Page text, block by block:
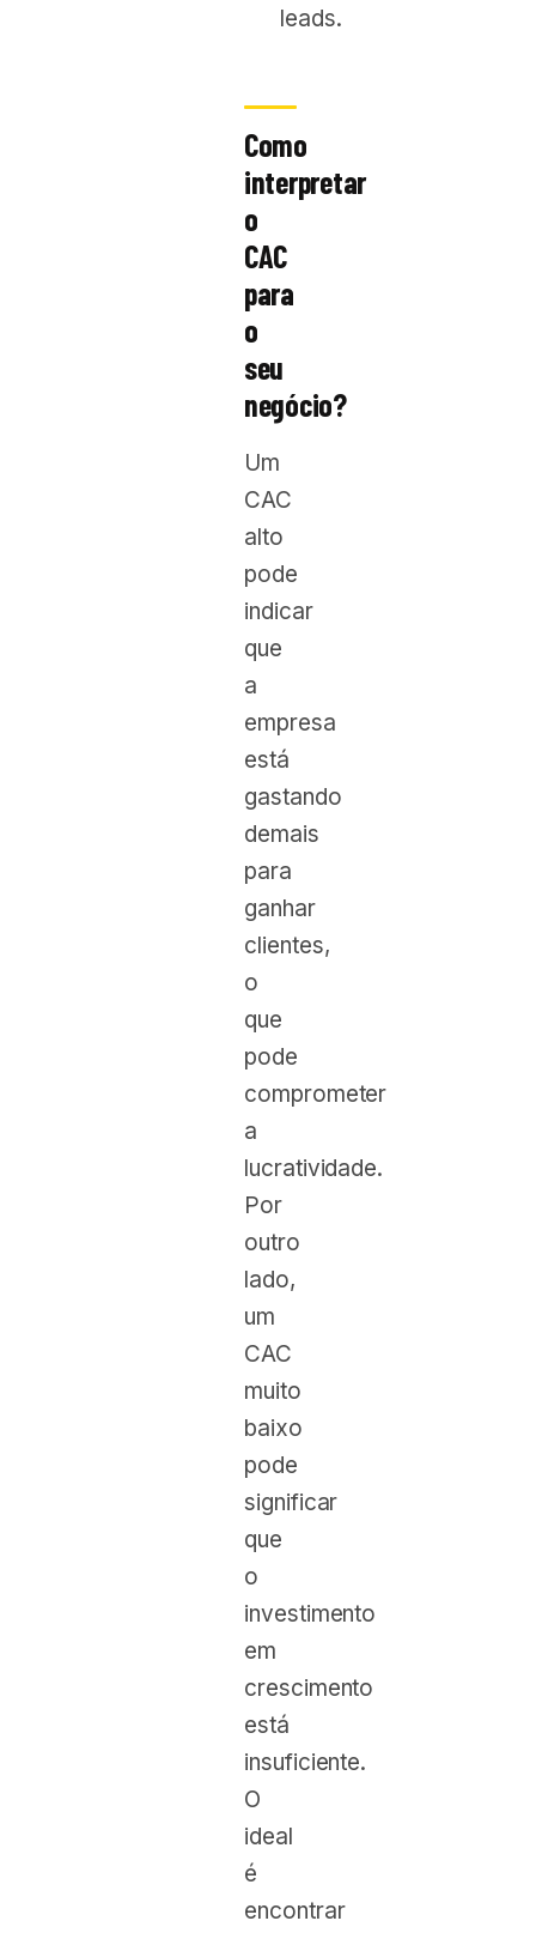
leads.
Como
interpretar
o
CAC
para
o
seu
negócio?
Um
CAC
alto
pode
indicar
que
a
empresa
está
gastando
demais
para
ganhar
clientes,
o
que
pode
comprometer
a
lucratividade.
Por
outro
lado,
um
CAC
muito
baixo
pode
significar
que
o
investimento
em
crescimento
está
insuficiente.
O
ideal
é
encontrar